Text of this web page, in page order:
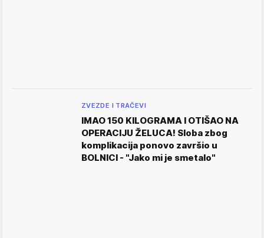
ZVEZDE I TRAČEVI
IMAO 150 KILOGRAMA I OTIŠAO NA
OPERACIJU ŽELUCA! Sloba zbog
komplikacija ponovo završio u
BOLNICI - "Jako mi je smetalo"